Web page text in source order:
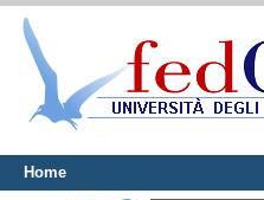
Home